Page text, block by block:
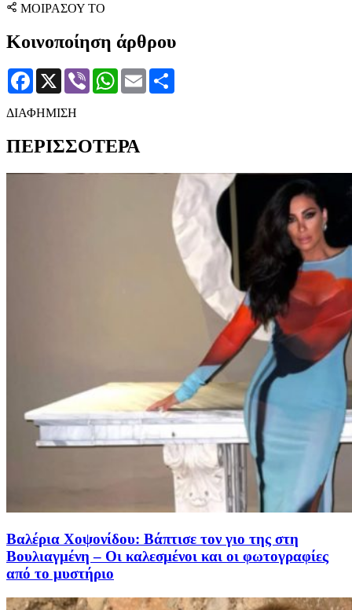
ΜΟΙΡΑΣΟΥ ΤΟ
Κοινοποίηση άρθρου
Facebook
X Viber WhatsApp
Email
ΔΙΑΦΗΜΙΣΗ
ΠΕΡΙΣΣΟΤΕΡΑ
Βαλέρια Χοψονίδου: Βάπτισε τον γιο της στη
Βουλιαγμένη – Οι καλεσμένοι και οι φωτογραφίες
από το μυστήριο